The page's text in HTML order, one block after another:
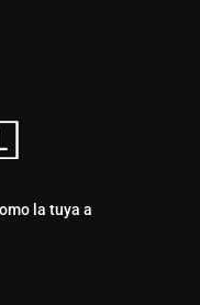
la tuya a